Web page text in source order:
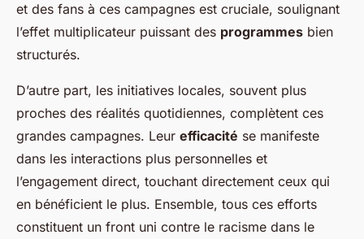
et des fans à ces campagnes est cruciale, soulignant
l’effet multiplicateur puissant des programmes bien
structurés.
D’autre part, les initiatives locales, souvent plus
proches des réalités quotidiennes, complètent ces
grandes campagnes. Leur efficacité se manifeste
dans les interactions plus personnelles et
l’engagement direct, touchant directement ceux qui
en bénéficient le plus. Ensemble, tous ces efforts
constituent un front uni contre le racisme dans le